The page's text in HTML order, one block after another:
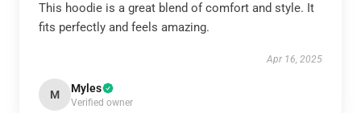
This hoodie is a great blend of comfort and style. It
fits perfectly and feels amazing.
Apr 16, 2025
M Myles
Verified owner